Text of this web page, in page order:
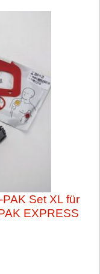
Set XL für
EXPRESS